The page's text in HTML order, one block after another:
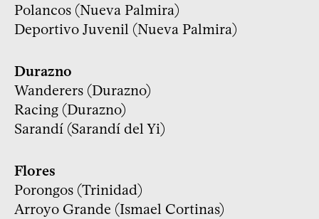
Polancos (Nueva Palmira)
Deportivo Juvenil (Nueva Palmira)
Durazno
Wanderers (Durazno)
Racing (Durazno)
Sarandí (Sarandí del Yi)
Flores
Porongos (Trinidad)
Arroyo Grande (Ismael Cortinas)